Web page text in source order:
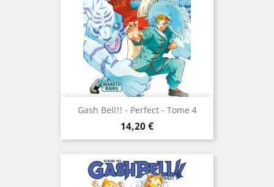
Gash Bell!! - Perfect - Tome 4
Prix
14,20 €